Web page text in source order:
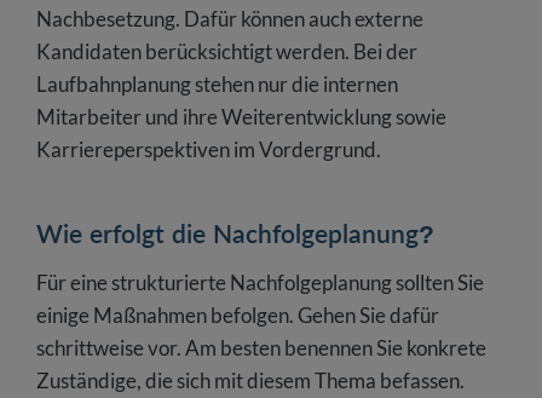
Nachbesetzung. Dafür können auch externe
Kandidaten berücksichtigt werden. Bei der
Laufbahnplanung stehen nur die internen
Mitarbeiter und ihre Weiterentwicklung sowie
Karriereperspektiven im Vordergrund.
Wie erfolgt die Nachfolgeplanung?
Für eine strukturierte Nachfolgeplanung sollten Sie
einige Maßnahmen befolgen. Gehen Sie dafür
schrittweise vor. Am besten benennen Sie konkrete
Zuständige, die sich mit diesem Thema befassen.